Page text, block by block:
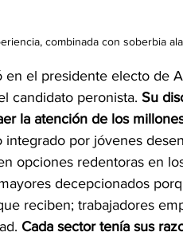
combinada con soberbia
en el presidente electo de
candidato peronista. Su
la atención de los
por jóvenes
opciones redentoras en
decepcionados
reciben; trabajadores
Cada sector tenía sus